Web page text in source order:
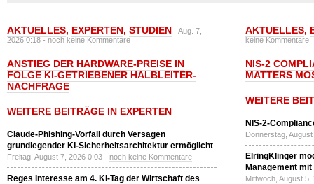
AKTUELLES, EXPERTEN, STUDIEN - Aug. 7,
2026 0:18 -noch keine Kommentare
ANSTIEG DER HARDWARE-PREISE IN
FOLGE KI-GETRIEBENER HALBLEITER-
NACHFRAGE
WEITERE BEITRÄGE IN EXPERTEN
Claude-Phishing-Vorfall durch Versagen
grundlegender KI-Sicherheitsarchitektur ermöglicht
Freitag, August 7, 2026 0:03 - noch keine Kommentare
Reges Interesse am 4. KI-Tag der Wirtschaft des
AKTUELLES,
keine Kommentare
NIS-2
MATTERS
WEITERE
NIS-2-
Donnerstag,
ElringKlinger
Management
Mittwoch, August